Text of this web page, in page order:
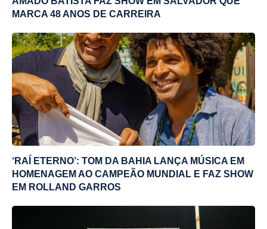
MARCA 48 ANOS DE CARREIRA
‘RAÍ ETERNO’: TOM DA BAHIA LANÇA MÚSICA EM
HOMENAGEM AO CAMPEÃO MUNDIAL E FAZ SHOW
EM ROLLAND GARROS